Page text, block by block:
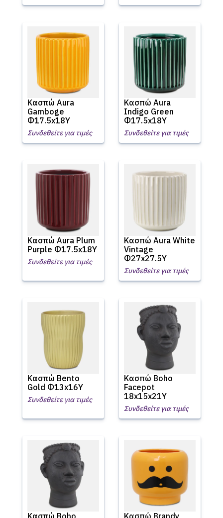
Κασπώ Aura
Gamboge
Φ17.5x18Υ
Συνδεθείτε για τιμές
Κασπώ Aura
Indigo Green
Φ17.5x18Υ
Συνδεθείτε για τιμές
Κασπώ Aura Plum
Purple Φ17.5x18Υ
Συνδεθείτε για τιμές
Κασπώ Aura White
Vintage
Φ27x27.5Υ
Συνδεθείτε για τιμές
Κασπώ Bento
Gold Φ13x16Υ
Συνδεθείτε για τιμές
Κασπώ Boho
Facepot
18x15x21Υ
Συνδεθείτε για τιμές